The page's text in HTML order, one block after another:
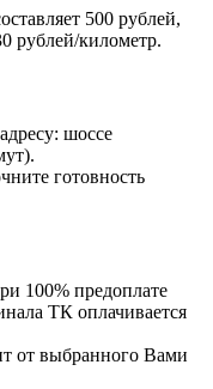
500 рублей,
рублей/километр.
шоссе
готовность
100% предоплате
ТК оплачивается
от выбранного Вами